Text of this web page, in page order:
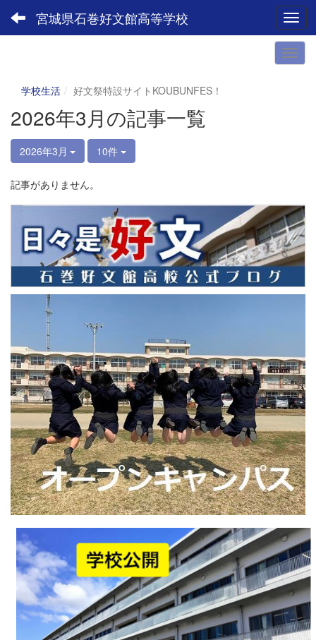
宮城県石巻好文館高等学校
学校生活 好文祭特設サイトKOUBUNFES！
2026年3月の記事一覧
2026年3月 10件
記事がありません。